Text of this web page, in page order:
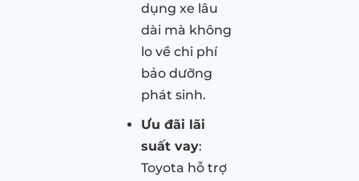
dụng xe lâu
dài mà không
lo về chi phí
bảo dưỡng
phát sinh.
Ưu đãi lãi
suất vay:
Toyota hỗ trợ